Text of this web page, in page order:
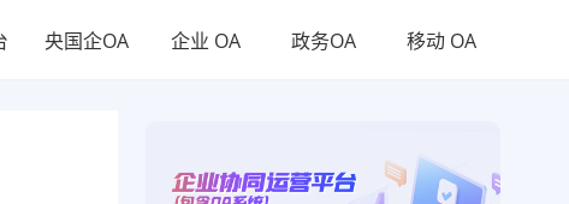
央国企OA 企业 OA 政务OA 移动 OA